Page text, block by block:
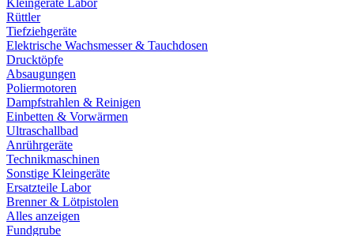
Kleingeräte Labor
Rüttler
Tiefziehgeräte
Elektrische Wachsmesser & Tauchdosen
Drucktöpfe
Absaugungen
Poliermotoren
Dampfstrahlen & Reinigen
Einbetten & Vorwärmen
Ultraschallbad
Anrührgeräte
Technikmaschinen
Sonstige Kleingeräte
Ersatzteile Labor
Brenner & Lötpistolen
Alles anzeigen
Fundgrube